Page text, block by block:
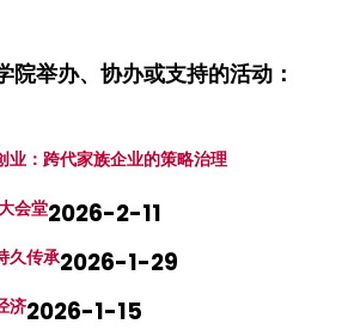
院举办、协办或支持的活动：
业：跨代家族企业的策略治理
会堂2026-2-11
久传承2026-1-29
济2026-1-15